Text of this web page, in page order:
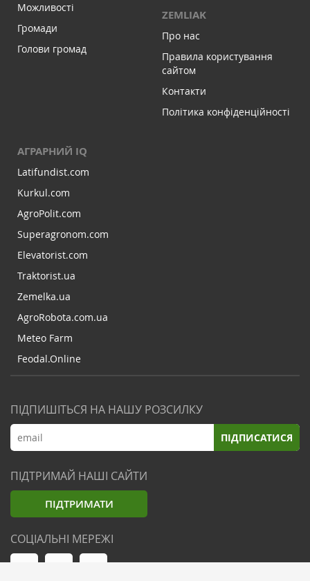
Можливості
Громади
Голови громад
ZEMLIAK
Про нас
Правила користування
сайтом
Контакти
Політика конфіденційності
АГРАРНИЙ IQ
Latifundist.com
Kurkul.com
AgroPolit.com
Superagronom.com
Elevatorist.com
Traktorist.ua
Zemelka.ua
AgroRobota.com.ua
Meteo Farm
Feodal.Online
ПІДПИШІТЬСЯ НА НАШУ РОЗСИЛКУ
ПІДПИСАТИСЯ
ПІДТРИМАЙ НАШІ САЙТИ
ПІДТРИМАТИ
СОЦІАЛЬНІ МЕРЕЖІ